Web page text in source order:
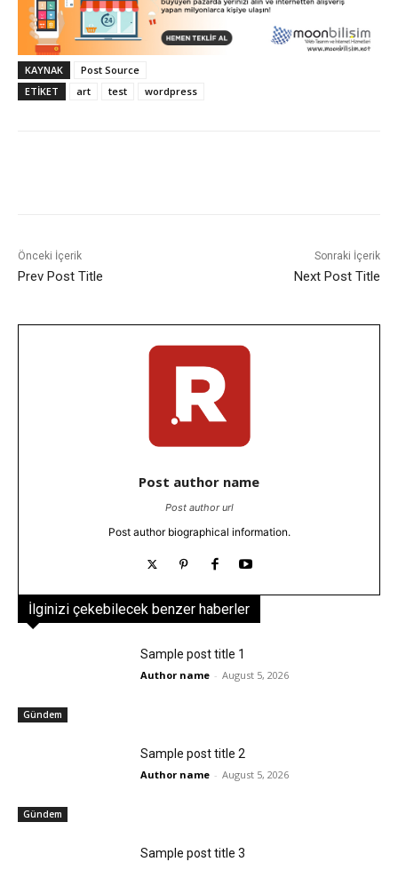
KAYNAK
Post Source
ETIKET
art test wordpress
Önceki İçerik
Prev Post Title
Sonraki İçerik
Next Post Title
Post author name
Post author url
Post author biographical information.
İlginizi çekebilecek benzer haberler
Gündem
Sample post title 1
Author name - August 5, 2026
Gündem
Sample post title 2
Author name - August 5, 2026
Sample post title 3